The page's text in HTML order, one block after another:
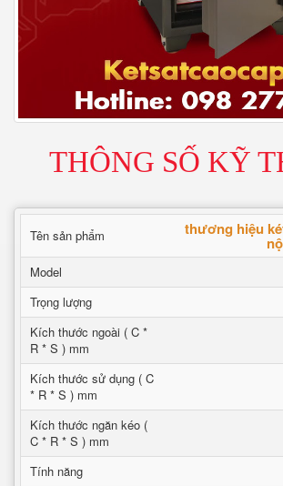
THÔNG SỐ KỸ
Tên sản phẩm thương hiệu
Model
Trọng lượng
Kích thước ngoài ( C *
R * S ) mm
Kích thước sử dụng ( C
* R * S ) mm
Kích thước ngăn kéo (
C * R * S ) mm
Tính năng